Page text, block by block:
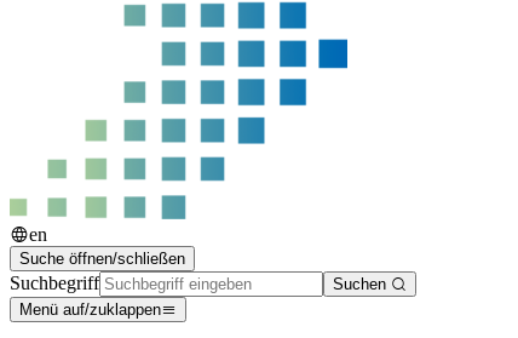
en
Suche öffnen/schließen
Suchbegriff
Suchen
Menü auf/zuklappen